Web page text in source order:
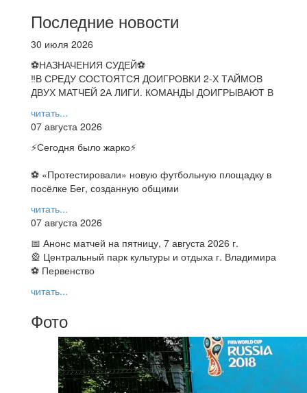
Последние новости
30 июля 2026
⚽НАЗНАЧЕНИЯ СУДЕЙ⚽
‼В СРЕДУ СОСТОЯТСЯ ДОИГРОВКИ 2-Х ТАЙМОВ
ДВУХ МАТЧЕЙ 2А ЛИГИ. КОМАНДЫ ДОИГРЫВАЮТ В
читать...
07 августа 2026
⚡️Сегодня было жарко⚡️
⚽ ️«Протестировали» новую футбольную площадку в
посёлке Бег, созданную общими
читать...
07 августа 2026
📅 Анонс матчей на пятницу, 7 августа 2026 г.
🎡 Центральный парк культуры и отдыха г. Владимира
⚽ Первенство
читать...
Фото